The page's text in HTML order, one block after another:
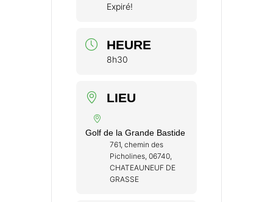
Expiré!
HEURE
8h30
LIEU
Golf de la Grande Bastide
761, chemin des
Picholines, 06740,
CHATEAUNEUF DE
GRASSE